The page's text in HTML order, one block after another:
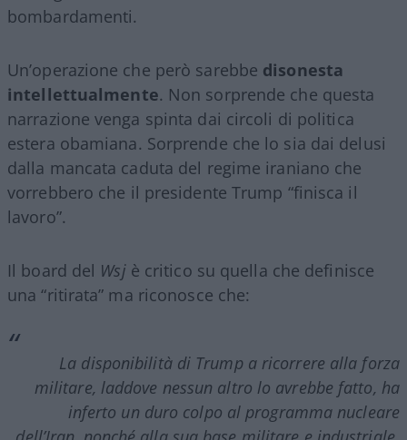
bombardamenti.
Un’operazione che però sarebbe disonesta
intellettualmente. Non sorprende che questa
narrazione venga spinta dai circoli di politica
estera obamiana. Sorprende che lo sia dai delusi
dalla mancata caduta del regime iraniano che
vorrebbero che il presidente Trump “finisca il
lavoro”.
Il board del Wsjè critico su quella che definisce
una “ritirata” ma riconosce che:
La disponibilità di Trump a ricorrere alla forza
militare, laddove nessun altro lo avrebbe fatto, ha
inferto un duro colpo al programma nucleare